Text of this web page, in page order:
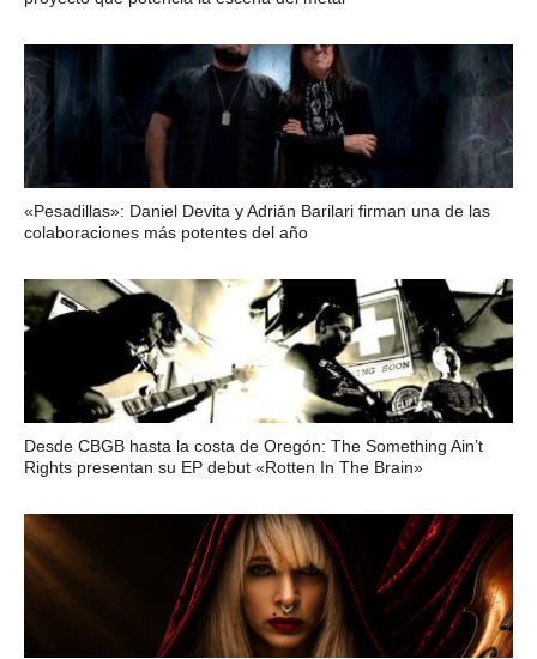
«Pesadillas»: Daniel Devita y Adrián Barilari firman una de las
colaboraciones más potentes del año
Desde CBGB hasta la costa de Oregón: The Something Ain’t
Rights presentan su EP debut «Rotten In The Brain»